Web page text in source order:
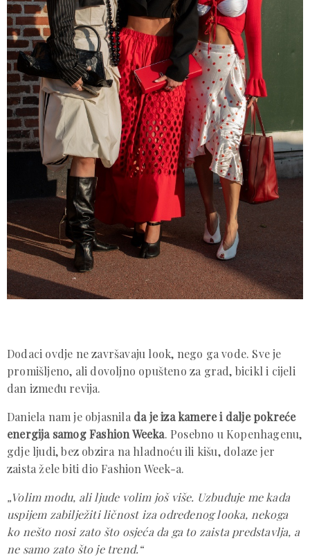
Dodaci ovdje ne završavaju look, nego ga vode. Sve je
promišljeno, ali dovoljno opušteno za grad, bicikl i cijeli
dan između revija.
Daniela nam je objasnila da je iza kamere i dalje pokreće
energija samog Fashion Weeka. Posebno u Kopenhagenu,
gdje ljudi, bez obzira na hladnoću ili kišu, dolaze jer
zaista žele biti dio Fashion Week-a.
„Volim modu, ali ljude volim još više. Uzbuđuje me kada
uspijem zabilježiti ličnost iza određenog looka, nekoga
ko nešto nosi zato što osjeća da ga to zaista predstavlja, a
ne samo zato što je trend.“